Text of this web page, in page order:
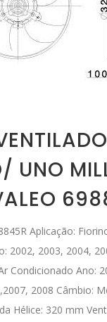
UNO
Aplicação:
2002, 2003, 2004,
Condicionado Ano:
2008 Câmbio:
Hélice: 320 mm